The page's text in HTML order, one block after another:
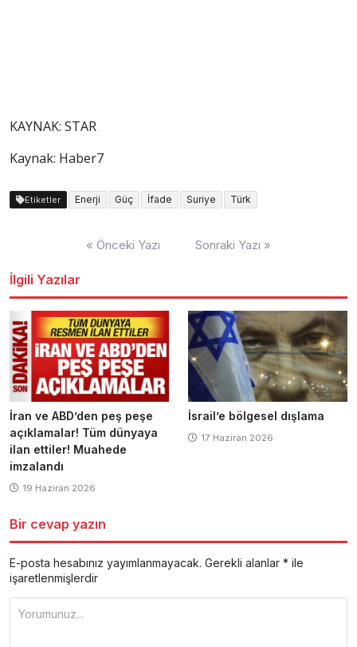
KAYNAK: STAR
Kaynak: Haber7
Etiketler Enerji Güç İfade Suriye Türk
« Önceki Yazı Sonraki Yazı »
İlgili Yazılar
İran ve ABD’den peş peşe
açıklamalar! Tüm dünyaya
ilan ettiler! Muahede
imzalandı
19 Haziran 2026
İsrail’e bölgesel dışlama
17 Haziran 2026
Bir cevap yazın
E-posta hesabınız yayımlanmayacak. Gerekli alanlar * ile
işaretlenmişlerdir